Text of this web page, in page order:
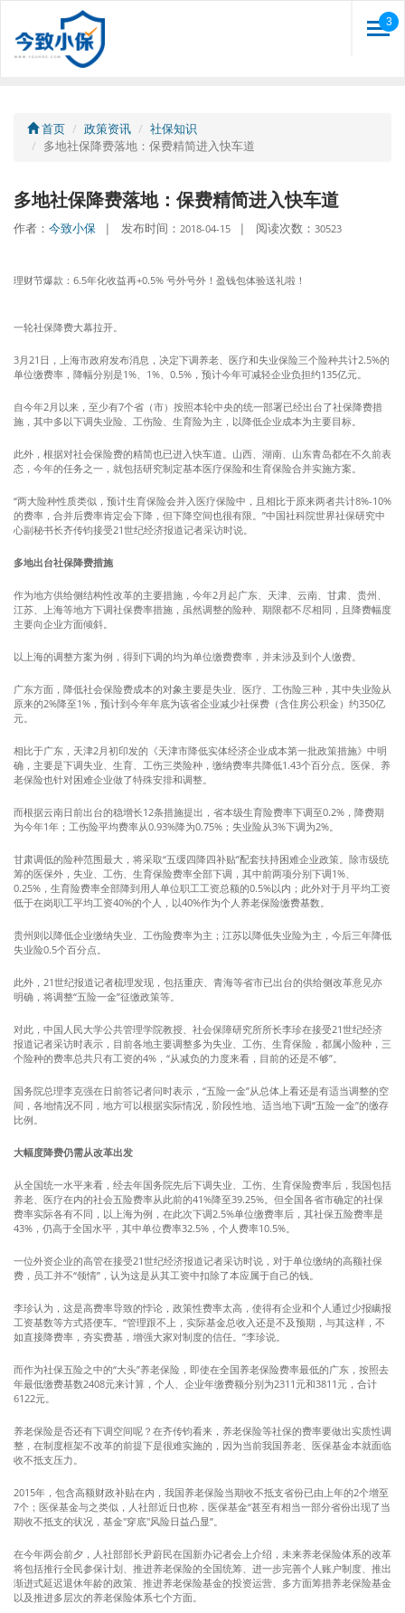
3
首页 政策资讯
社保知识
多地社保降费落地：保费精简进入快车道
多地社保降费落地：保费精简进入快车道
作者： 今致小保 | 发布时间： 2018-04-15 | 阅读次数： 30523
理财节爆款：6.5年化收益再+0.5% 号外号外！盈钱包体验送礼啦！
一轮社保降费大幕拉开。
3月21日，上海市政府发布消息，决定下调养老、医疗和失业保险三个险种共计2.5%的
单位缴费率，降幅分别是1%、1%、0.5%，预计今年可减轻企业负担约135亿元。
自今年2月以来，至少有7个省（市）按照本轮中央的统一部署已经出台了社保降费措
施，其中多以下调失业险、工伤险、生育险为主，以降低企业成本为主要目标。
此外，根据对社会保险费的精简也已进入快车道。山西、湖南、山东青岛都在不久前表
态，今年的任务之一，就包括研究制定基本医疗保险和生育保险合并实施方案。
“两大险种性质类似，预计生育保险会并入医疗保险中，且相比于原来两者共计8%-10%
的费率，合并后费率肯定会下降，但下降空间也很有限。”中国社科院世界社保研究中
心副秘书长齐传钧接受21世纪经济报道记者采访时说。
多地出台社保降费措施
作为地方供给侧结构性改革的主要措施，今年2月起广东、天津、云南、甘肃、贵州、
江苏、上海等地方下调社保费率措施，虽然调整的险种、期限都不尽相同，且降费幅度
主要向企业方面倾斜。
以上海的调整方案为例，得到下调的均为单位缴费费率，并未涉及到个人缴费。
广东方面，降低社会保险费成本的对象主要是失业、医疗、工伤险三种，其中失业险从
原来的2%降至1%，预计到今年年底为该省企业减少社保费（含住房公积金）约350亿
元。
相比于广东，天津2月初印发的《天津市降低实体经济企业成本第一批政策措施》中明
确，主要是下调失业、生育、工伤三类险种，缴纳费率共降低1.43个百分点。医保、养
老保险也针对困难企业做了特殊安排和调整。
而根据云南日前出台的稳增长12条措施提出，省本级生育险费率下调至0.2%，降费期
为今年1年；工伤险平均费率从0.93%降为0.75%；失业险从3%下调为2%。
甘肃调低的险种范围最大，将采取“五缓四降四补贴”配套扶持困难企业政策。除市级统
筹的医保外，失业、工伤、生育保险费率全部下调，其中前两项分别下调1%、
0.25%，生育险费率全部降到用人单位职工工资总额的0.5%以内；此外对于月平均工资
低于在岗职工平均工资40%的个人，以40%作为个人养老保险缴费基数。
贵州则以降低企业缴纳失业、工伤险费率为主；江苏以降低失业险为主，今后三年降低
失业险0.5个百分点。
此外，21世纪报道记者梳理发现，包括重庆、青海等省市已出台的供给侧改革意见亦
明确，将调整“五险一金”征缴政策等。
对此，中国人民大学公共管理学院教授、社会保障研究所所长李珍在接受21世纪经济
报道记者采访时表示，目前各地主要调整多为失业、工伤、生育保险，都属小险种，三
个险种的费率总共只有工资的4%，“从减负的力度来看，目前的还是不够”。
国务院总理李克强在日前答记者问时表示，“五险一金”从总体上看还是有适当调整的空
间，各地情况不同，地方可以根据实际情况，阶段性地、适当地下调“五险一金”的缴存
比例。
大幅度降费仍需从改革出发
从全国统一水平来看，经去年国务院先后下调失业、工伤、生育保险费率后，我国包括
养老、医疗在内的社会五险费率从此前的41%降至39.25%。但全国各省市确定的社保
费率实际各有不同，以上海为例，在此次下调2.5%单位缴费率后，其社保五险费率是
43%，仍高于全国水平，其中单位费率32.5%，个人费率10.5%。
一位外资企业的高管在接受21世纪经济报道记者采访时说，对于单位缴纳的高额社保
费，员工并不“领情”，认为这是从其工资中扣除了本应属于自己的钱。
李珍认为，这是高费率导致的悖论，政策性费率太高，使得有企业和个人通过少报瞒报
工资基数等方式搭便车。“管理跟不上，实际基金总收入还是不及预期，与其这样，不
如直接降费率，夯实费基，增强大家对制度的信任。”李珍说。
而作为社保五险之中的“大头”养老保险，即使在全国养老保险费率最低的广东，按照去
年最低缴费基数2408元来计算，个人、企业年缴费额分别为2311元和3811元，合计
6122元。
养老保险是否还有下调空间呢？在齐传钧看来，养老保险等社保的费率要做出实质性调
整，在制度框架不改革的前提下是很难实施的，因为当前我国养老、医保基金本就面临
收不抵支压力。
2015年，包含高额财政补贴在内，我国养老保险当期收不抵支省份已由上年的2个增至
7个；医保基金与之类似，人社部近日也称，医保基金“甚至有相当一部分省份出现了当
期收不抵支的状况，基金"穿底"风险日益凸显”。
在今年两会前夕，人社部部长尹蔚民在国新办记者会上介绍，未来养老保险体系的改革
将包括推行全民参保计划、推进养老保险的全国统筹、进一步完善个人账户制度、推出
渐进式延迟退休年龄的政策、推进养老保险基金的投资运营、多方面筹措养老保险基金
以及推进多层次的养老保险体系七个方面。